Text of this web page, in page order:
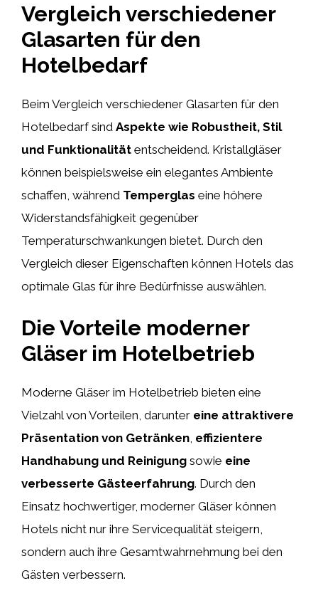
Vergleich verschiedener
Glasarten für den
Hotelbedarf
Beim Vergleich verschiedener Glasarten für den
Hotelbedarf sind Aspekte wie Robustheit, Stil
und Funktionalität entscheidend. Kristallgläser
können beispielsweise ein elegantes Ambiente
schaffen, während Temperglas eine höhere
Widerstandsfähigkeit gegenüber
Temperaturschwankungen bietet. Durch den
Vergleich dieser Eigenschaften können Hotels das
optimale Glas für ihre Bedürfnisse auswählen.
Die Vorteile moderner
Gläser im Hotelbetrieb
Moderne Gläser im Hotelbetrieb bieten eine
Vielzahl von Vorteilen, darunter eine attraktivere
Präsentation von Getränken, effizientere
Handhabung und Reinigung sowie eine
verbesserte Gästeerfahrung. Durch den
Einsatz hochwertiger, moderner Gläser können
Hotels nicht nur ihre Servicequalität steigern,
sondern auch ihre Gesamtwahrnehmung bei den
Gästen verbessern.